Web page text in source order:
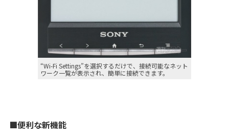
“Wi-Fi Settings”を選択するだけで、接続可能なネット
ワーク一覧が表示され、簡単に接続できます。
■便利な新機能